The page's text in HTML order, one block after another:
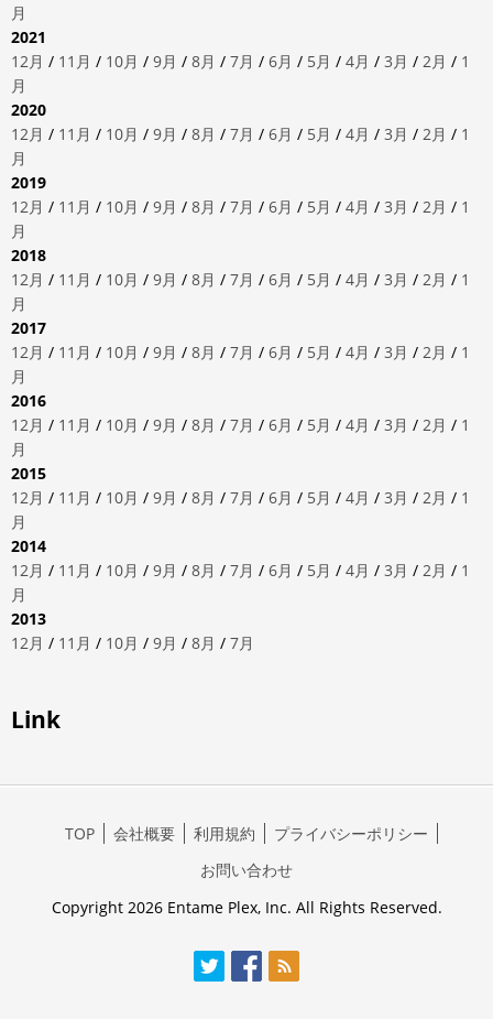
月
2021
12月 / 11月 / 10月 / 9月 / 8月 / 7月 / 6月 / 5月 / 4月 / 3月 / 2月 / 1
月
2020
12月 / 11月 / 10月 / 9月 / 8月 / 7月 / 6月 / 5月 / 4月 / 3月 / 2月 / 1
月
2019
12月 / 11月 / 10月 / 9月 / 8月 / 7月 / 6月 / 5月 / 4月 / 3月 / 2月 / 1
月
2018
12月 / 11月 / 10月 / 9月 / 8月 / 7月 / 6月 / 5月 / 4月 / 3月 / 2月 / 1
月
2017
12月 / 11月 / 10月 / 9月 / 8月 / 7月 / 6月 / 5月 / 4月 / 3月 / 2月 / 1
月
2016
12月 / 11月 / 10月 / 9月 / 8月 / 7月 / 6月 / 5月 / 4月 / 3月 / 2月 / 1
月
2015
12月 / 11月 / 10月 / 9月 / 8月 / 7月 / 6月 / 5月 / 4月 / 3月 / 2月 / 1
月
2014
12月 / 11月 / 10月 / 9月 / 8月 / 7月 / 6月 / 5月 / 4月 / 3月 / 2月 / 1
月
2013
12月 / 11月 / 10月 / 9月 / 8月 / 7月
Link
TOP 会社概要 利用規約
プライバシーポリシー
お問い合わせ
Copyright 2026 Entame Plex, Inc. All Rights Reserved.